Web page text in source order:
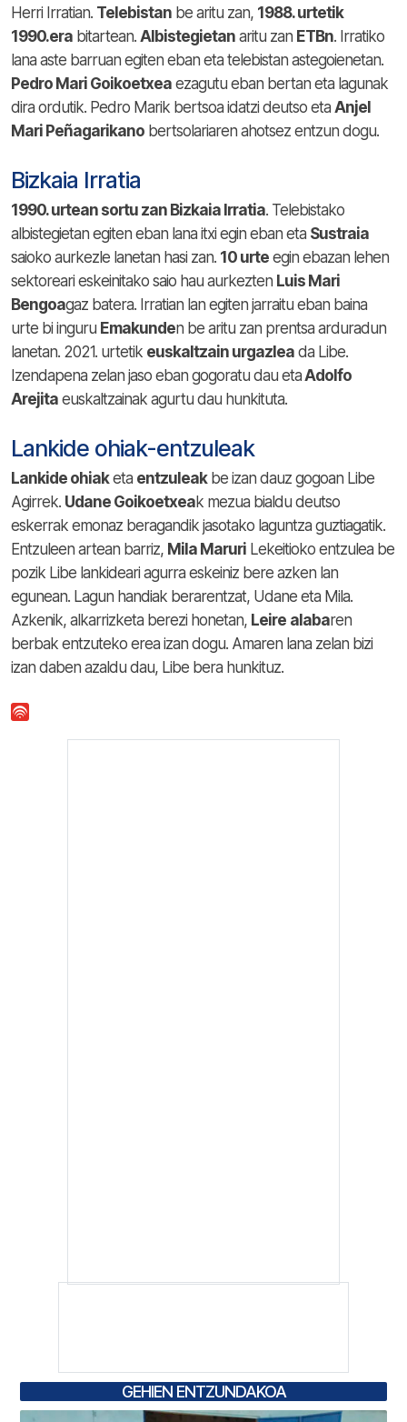
Herri Irratian. Telebistan be aritu zan, 1988. urtetik
1990.era bitartean. Albistegietan aritu zan ETBn. Irratiko
lana aste barruan egiten eban eta telebistan astegoienetan.
Pedro Mari Goikoetxea ezagutu eban bertan eta lagunak
dira ordutik. Pedro Marik bertsoa idatzi deutso eta Anjel
Mari Peñagarikano bertsolariaren ahotsez entzun dogu.
Bizkaia Irratia
1990. urtean sortu zan Bizkaia Irratia. Telebistako
albistegietan egiten eban lana itxi egin eban eta Sustraia
saioko aurkezle lanetan hasi zan. 10 urte egin ebazan lehen
sektoreari eskeinitako saio hau aurkezten Luis Mari
Bengoagaz batera. Irratian lan egiten jarraitu eban baina
urte bi inguru Emakunden be aritu zan prentsa arduradun
lanetan. 2021. urtetik euskaltzain urgazlea da Libe.
Izendapena zelan jaso eban gogoratu dau etaAdolfo
Arejita euskaltzainak agurtu dau hunkituta.
Lankide ohiak-entzuleak
Lankide ohiaketa entzuleakbe izan dauz gogoan Libe
Agirrek. Udane Goikoetxeak mezua bialdu deutso
eskerrak emonaz beragandik jasotako laguntza guztiagatik.
Entzuleen artean barriz, Mila Maruri Lekeitioko entzulea be
pozik Libe lankideari agurra eskeiniz bere azken lan
egunean. Lagun handiak berarentzat, Udane eta Mila.
Azkenik, alkarrizketa berezi honetan, Leire alabaren
berbak entzuteko erea izan dogu. Amaren lana zelan bizi
izan daben azaldu dau, Libe bera hunkituz.
GEHIEN ENTZUNDAKOA